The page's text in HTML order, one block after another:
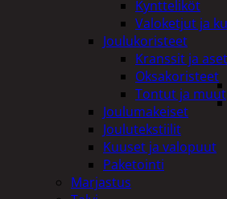
Kyntteliköt
Valoketjut ja
Joulukoristeet
Kranssit ja
Oksakoristeet
Tontut ja muut
Joulumakeiset
Joulutekstiilit
Kuuset ja valopuut
Paketointi
Marjastus